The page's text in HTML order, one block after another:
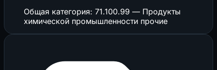
Общая категория: 71.100.99 — Продукты
химической промышленности прочие